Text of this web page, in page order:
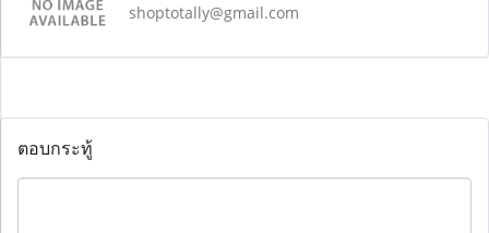
shoptotally@gmail.com
ตอบกระทู้